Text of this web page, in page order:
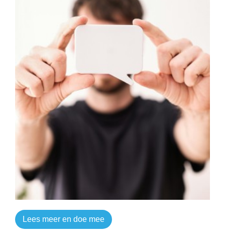
Lees meer en doe mee